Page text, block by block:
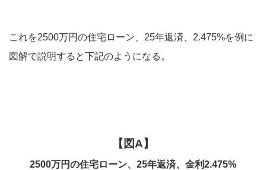
これを2500万円の住宅ローン、25年返済、2.475%を例に
図解で説明すると下記のようになる。
【図A】
2500万円の住宅ローン、25年返済、金利2.475%